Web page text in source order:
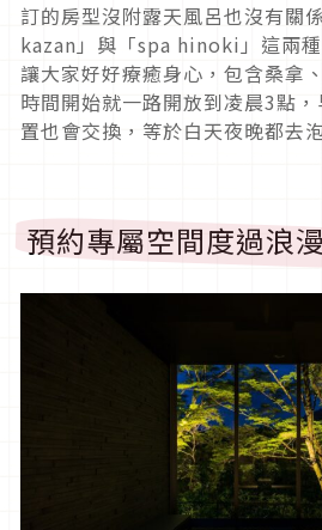
訂的房型沒附露天風呂也沒有關
kazan」與「spa hinoki」這兩
讓大家好好療癒身心，包含桑拿
時間開始就一路開放到凌晨3點
置也會交換，等於白天夜晚都去
預約專屬空間度過浪